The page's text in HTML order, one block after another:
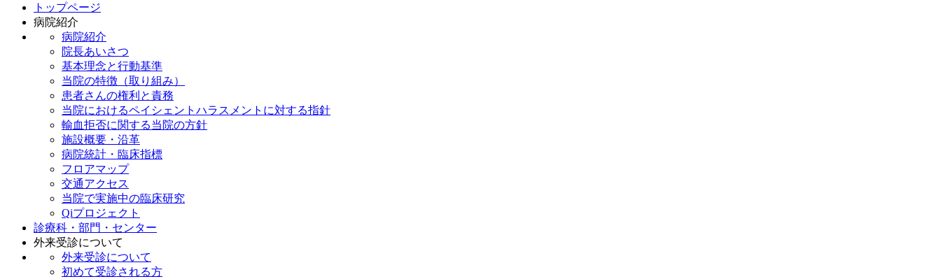
トップページ
病院紹介
病院紹介
院長あいさつ
基本理念と行動基準
当院の特徴（取り組み）
患者さんの権利と責務
当院におけるペイシェントハラスメントに対する指針
輸血拒否に関する当院の方針
施設概要・沿革
病院統計・臨床指標
フロアマップ
交通アクセス
当院で実施中の臨床研究
Qiプロジェクト
診療科・部門・センター
外来受診について
外来受診について
初めて受診される方